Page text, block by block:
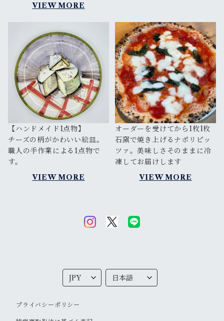
VIEW MORE
【ハンドメイド1点物】
チーズの柄がかわいい絵皿。
職人の手作業による1点物で
す。
VIEW MORE
オーダーを受けてから1枚1枚
石窯で焼き上げるナポリピッ
ツァ。美味しさそのままに冷
凍してお届けします
VIEW MORE
プライバシーポリシー